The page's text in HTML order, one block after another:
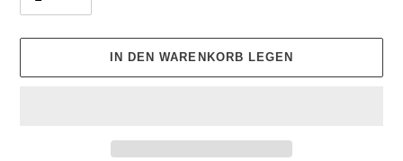
IN DEN WARENKORB LEGEN